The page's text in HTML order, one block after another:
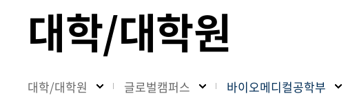
대학/대학원
대학/대학원 글로벌캠퍼스 바이오메디컬공학부